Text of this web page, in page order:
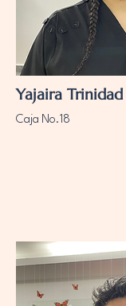
Yajaira Trinidad
Caja No.18